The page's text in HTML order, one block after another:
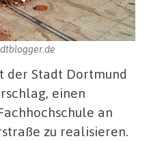
der Stadt Dortmund
einen
an
zu realisieren.